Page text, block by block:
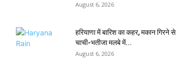
August 6, 2026
हरियाणा में बारिश का कहर, मकान गिरने से
चाची-भतीजा मलबे में...
August 6, 2026